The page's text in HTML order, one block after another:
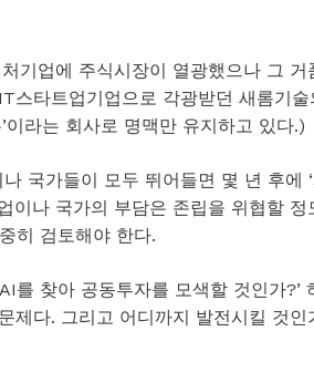
기업에 주식시장이 열광했으나 그
타트업기업으로 각광받던 새롬기술
이라는 회사로 명맥만 유지하고 있다.)
국가들이 모두 뛰어들면 몇 년 후에 ‘
이나 국가의 부담은 존립을 위협할
히 검토해야 한다.
를 찾아 공동투자를 모색할 것인가?’
제다. 그리고 어디까지 발전시킬 것